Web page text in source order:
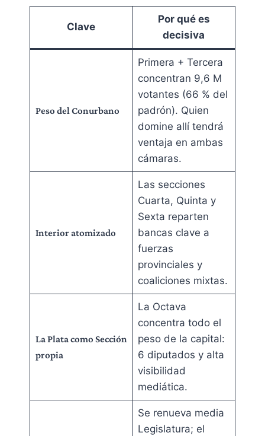
Clave
Por qué es
decisiva
Peso del Conurbano
Primera + Tercera
concentran 9,6 M
votantes (66 % del
padrón). Quien
domine allí tendrá
ventaja en ambas
cámaras.
Interior atomizado
Las secciones
Cuarta, Quinta y
Sexta reparten
bancas clave a
fuerzas
provinciales y
coaliciones mixtas.
La Plata como Sección
propia
La Octava
concentra todo el
peso de la capital:
6 diputados y alta
visibilidad
mediática.
Se renueva media
Legislatura; el